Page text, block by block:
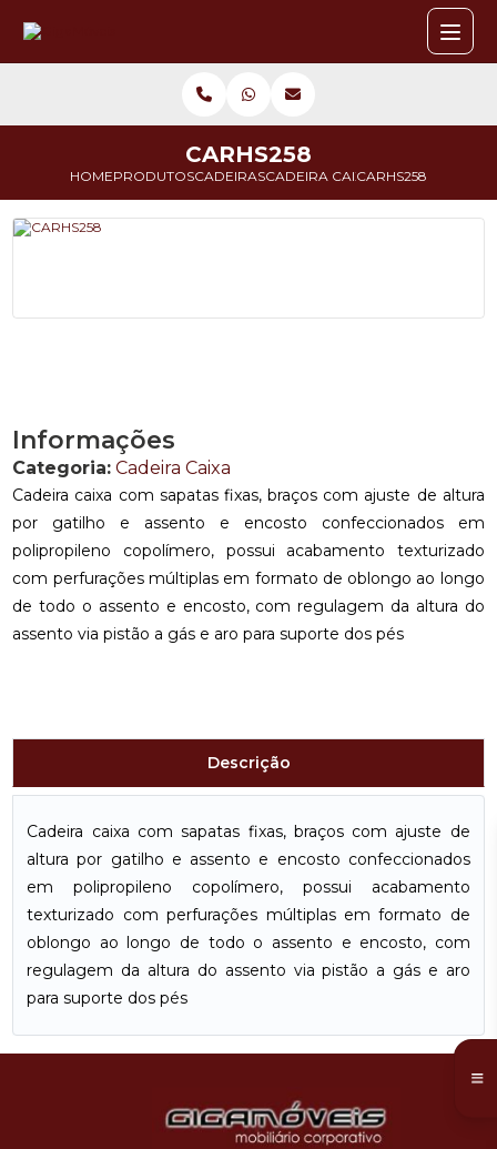
HOMEPRODUTOSCADEIRASCADEIRA CAIXACARHS258
CARHS258
Informações
Categoria: Cadeira Caixa
Cadeira caixa com sapatas fixas, braços com ajuste de altura
por gatilho e assento e encosto confeccionados em
polipropileno copolímero, possui acabamento texturizado
com perfurações múltiplas em formato de oblongo ao longo
de todo o assento e encosto, com regulagem da altura do
assento via pistão a gás e aro para suporte dos pés
Descrição
Cadeira caixa com sapatas fixas, braços com ajuste de
altura por gatilho e assento e encosto confeccionados
em polipropileno copolímero, possui acabamento
texturizado com perfurações múltiplas em formato de
oblongo ao longo de todo o assento e encosto, com
regulagem da altura do assento via pistão a gás e aro
para suporte dos pés